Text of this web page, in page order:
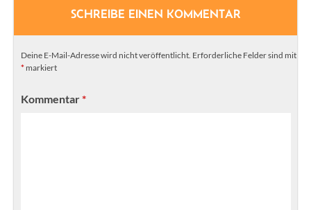
SCHREIBE EINEN KOMMENTAR
Deine E-Mail-Adresse wird nicht veröffentlicht. Erforderliche Felder sind mit
* markiert
Kommentar*